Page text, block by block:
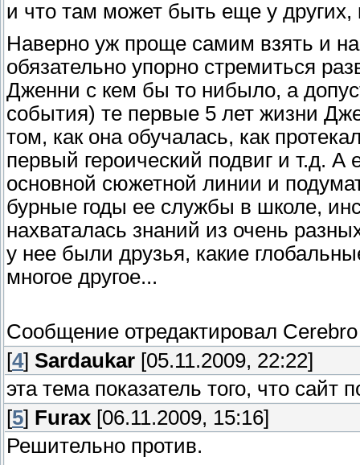
и что там может быть еще у других,
Наверно уж проще самим взять и
обязательно упорно стремиться
Дженни с кем бы то нибыло, а
события) те первые 5 лет жизни
том, как она обучалась, как
первый героический подвиг и т.д.
основной сюжетной линии и
бурные годы ее службы в школе,
нахваталась знаний из очень
у нее были друзья, какие
многое другое...
Сообщение отредактировал Cerebro
[4] Sardaukar [05.11.2009, 22:22]
эта тема показатель того, что сайт
[5] Furax [06.11.2009, 15:16]
Решительно против.